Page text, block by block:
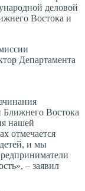
деловой
Востока и
Департамента
Ближнего Востока
нашей
отмечается
и мы
– заявил